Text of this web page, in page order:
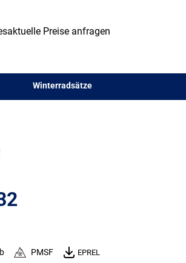
Preise anfragen
Winterradsätze
PMSF EPREL